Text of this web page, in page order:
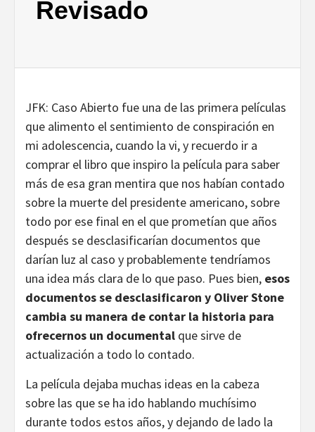
Revisado
JFK: Caso Abierto fue una de las primera películas
que alimento el sentimiento de conspiración en
mi adolescencia, cuando la vi, y recuerdo ir a
comprar el libro que inspiro la película para saber
más de esa gran mentira que nos habían contado
sobre la muerte del presidente americano, sobre
todo por ese final en el que prometían que años
después se desclasificarían documentos que
darían luz al caso y probablemente tendríamos
una idea más clara de lo que paso. Pues bien, esos
documentos se desclasificaron y Oliver Stone
cambia su manera de contar la historia para
ofrecernos un documental que sirve de
actualización a todo lo contado.
La película dejaba muchas ideas en la cabeza
sobre las que se ha ido hablando muchísimo
durante todos estos años, y dejando de lado la